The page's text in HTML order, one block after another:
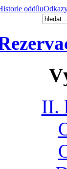
oddílu
II.